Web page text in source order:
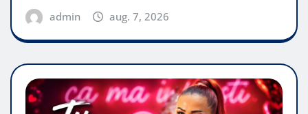
admin aug. 7, 2026